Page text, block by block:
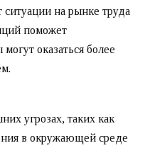
ситуации на рынке труда
поможет
оказаться более
угрозах, таких как
в окружающей среде